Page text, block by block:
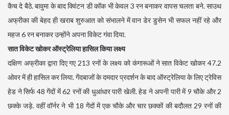
कैच दे बैठे. बावुमा के बाद क्विंटन डी कॉक भी केवल 3 रन बनाकर वापस चलता बने. साउथ
अफ्रीका की बेहद ही खराब शुरुआत को संभालने में वान डेर डुसेन भी सफल नहीं रहे और
महज 6 रन बनाकर उन्होंने अपना विकेट गंवा दिया.
सात विकेट खोकर ऑस्ट्रेलिया हासिल किया लक्ष्य
दक्षिण अफ्रीका द्वारा दिए गए 213 रनों के लक्ष्य को कंगारूओं ने सात विकेट खोकर 47.2
ओवर में ही हासिल कर लिया. गेंदबाजों के दमदार प्रदर्शन के बाद ऑस्ट्रेलिया के लिए ट्रेविस
हेड ने सिर्फ 48 गेंदों में 62 रनों की धुआंधार पारी खेली. हेड ने अपनी पारी में 9 चौके और 2
छक्के जड़े. वहीं वॉर्नर ने भी 18 गेंदों में एक चौके और चार छक्कों की बदौलत 29 रनों की